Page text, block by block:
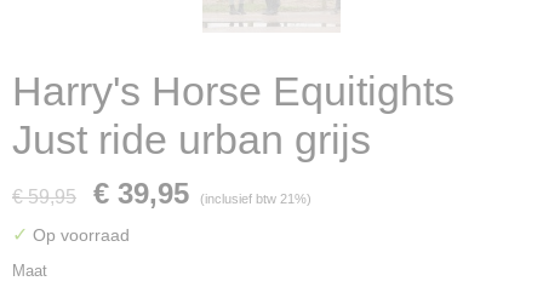
Harry's Horse Equitights
Just ride urban grijs
€ 59,95 € 39,95 (inclusief btw 21%)
✓ Op voorraad
Maat